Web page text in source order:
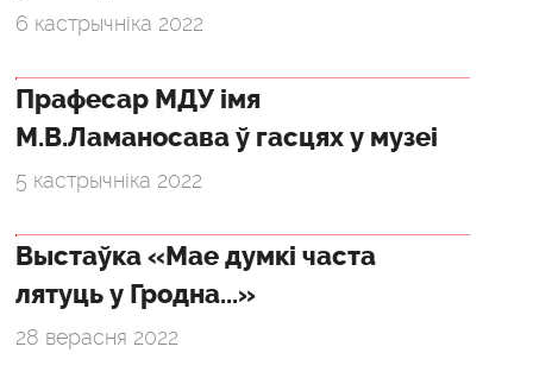
6 кастрычніка 2022
Прафесар МДУ імя
М.В.Ламаносава ў гасцях у музеі
5 кастрычніка 2022
Выстаўка «Мае думкі часта
лятуць у Гродна...»
28 верасня 2022